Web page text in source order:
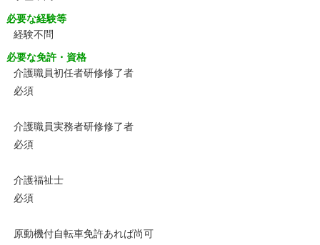
必要な経験等
経験不問
必要な免許・資格
介護職員初任者研修修了者
必須
介護職員実務者研修修了者
必須
介護福祉士
必須
原動機付自転車免許あれば尚可